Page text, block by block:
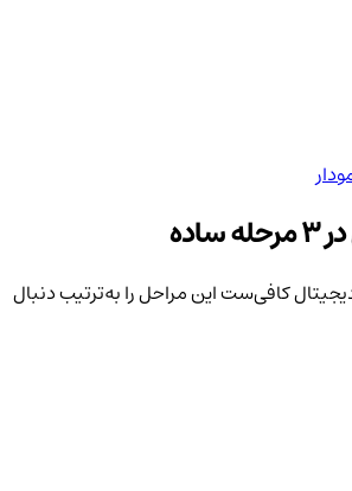
کافی‌ست این مراحل را به‌ترتیب دنبال